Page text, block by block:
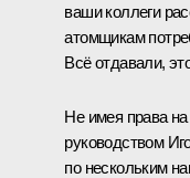
ваши коллеги
атомщикам
Всё отдавали,
Не имея права
руководством
по нескольким